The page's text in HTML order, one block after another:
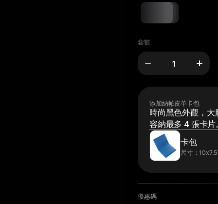
套數
添加納帕皮革卡包
時尚黑色外觀，大
容納最多 4 張卡片
卡包
尺寸：
優惠碼